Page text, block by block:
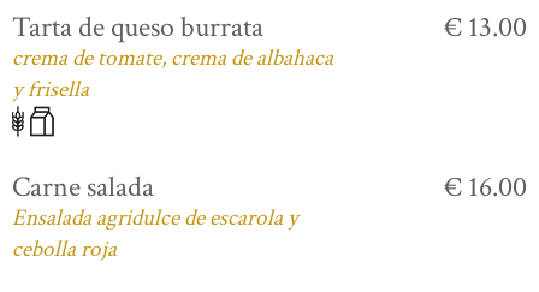
Tarta de queso burrata
crema de tomate, crema de albahaca
y frisella
€ 13.00
Carne salada
Ensalada agridulce de escarola y
cebolla roja
€ 16.00